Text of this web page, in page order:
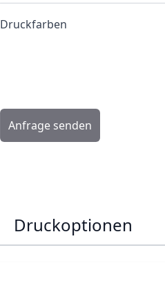
Druckfarben
Anfrage senden
Druckoptionen